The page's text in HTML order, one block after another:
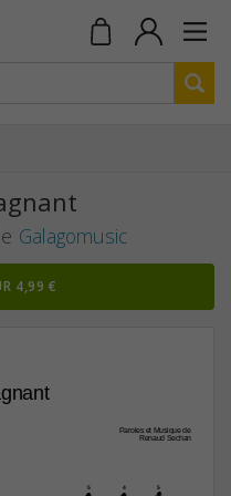
Galagomusic
4,99 €
Paroles et Musique de
Renaud Sechan
5 4 5
